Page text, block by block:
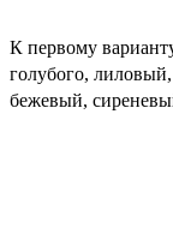
К первому
голубого,
бежевый,